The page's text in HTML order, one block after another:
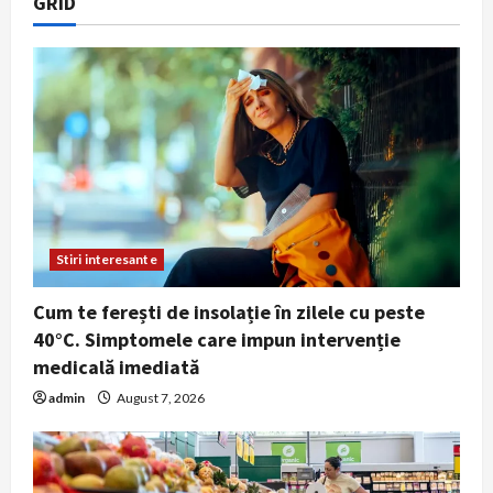
Stiri interesante
Cum te ferești de insolație în zilele cu peste
40°C. Simptomele care impun intervenție
medicală imediată
admin August 7, 2026